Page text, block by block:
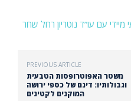
מיידי עם עו”ד נוטריון רחל שחר
PREVIOUS ARTICLE
משטר האפוטרופסות הטבעית
וגבולותיו: דינם של כספי ירושה
המוקנים לקטינים